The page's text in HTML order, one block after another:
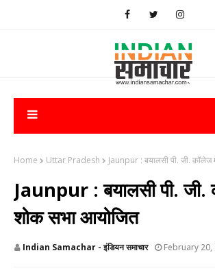
Home Uttar Pradesh Jaunpur : ​बयालसी पी. जी.
Jaunpur : ​बयालसी पी.
शोक सभा आयोजित
Indian Samachar - इंडियन समाचार February 20,